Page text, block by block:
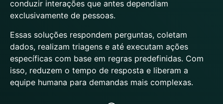
conduzir interações que antes dependiam
exclusivamente de pessoas.
Essas soluções respondem perguntas, coletam
dados, realizam triagens e até executam ações
específicas com base em regras predefinidas. Com
isso, reduzem o tempo de resposta e liberam a
equipe humana para demandas mais complexas.